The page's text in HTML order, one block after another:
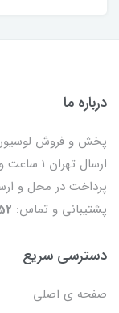
درباره ما
پخش و فروش
ارسال تهران 1 ساعت و شهرستان 1 روز
پرداخت در محل و
پشتیبانی و تماس:
دسترسی سریع
صفحه ی اصلی